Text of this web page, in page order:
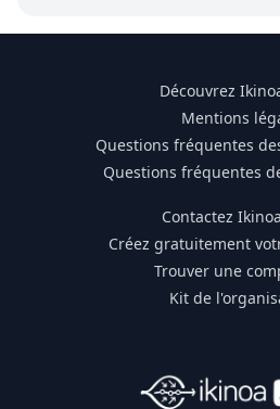
Découvrez
Mentions
Questions fréquentes
Questions fréquentes
Contactez
Créez gratuitement
Trouver une
Kit de